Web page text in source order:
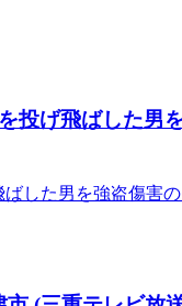
投げ飛ばした男
した男を強盗傷害